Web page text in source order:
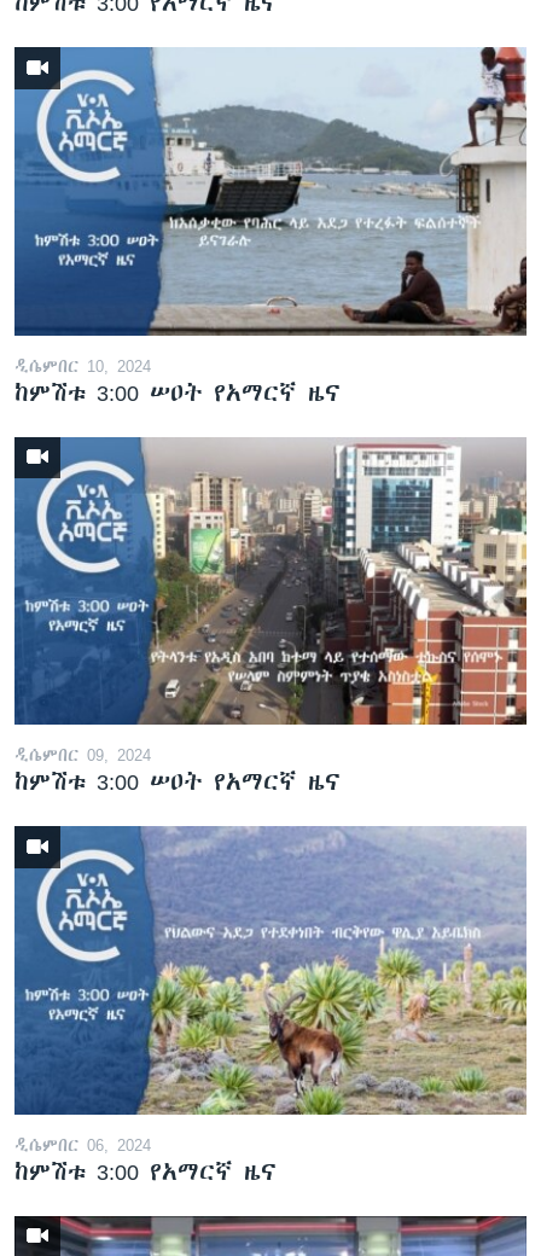
ዲሴምበር 10, 2024
ከምሽቱ 3:00 ሠዐት የአማርኛ ዜና
ዲሴምበር 09, 2024
ከምሽቱ 3:00 ሠዐት የአማርኛ ዜና
ዲሴምበር 06, 2024
ከምሽቱ 3:00 የአማርኛ ዜና